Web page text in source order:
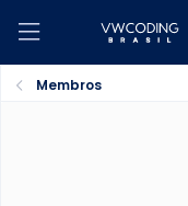
Membros